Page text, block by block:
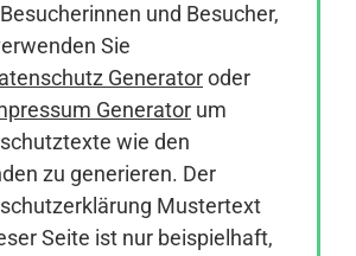
und Besucher,
Sie
Generatoroder
Generator um
wie den
zu generieren. Der
Mustertext
Seite ist nur beispielhaft,